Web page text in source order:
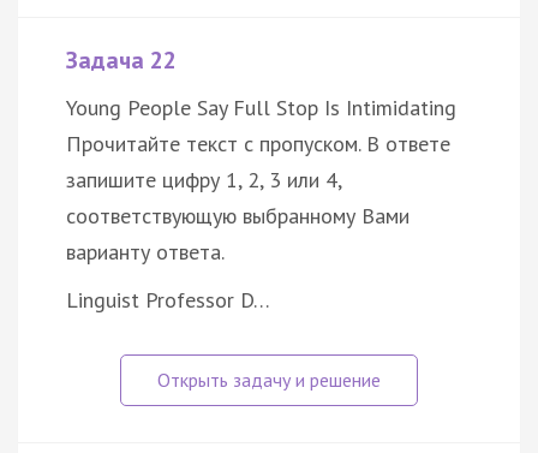
Задача 22
Young People Say Full Stop Is Intimidating
Прочитайте текст с пропуском. В ответе
запишите цифру 1, 2, 3 или 4,
соответствующую выбранному Вами
варианту ответа.
Linguist Professor D…